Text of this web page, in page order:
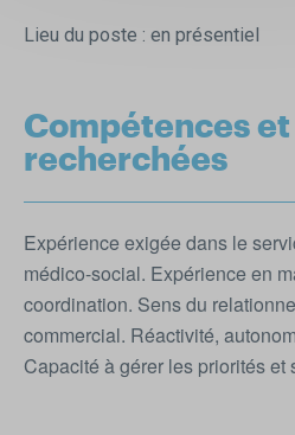
Lieu du poste : en présentiel
Compétences
recherchées
Expérience exigée dans le
médico-social. Expérience en
coordination. Sens du
commercial. Réactivité,
Capacité à gérer les priorités et